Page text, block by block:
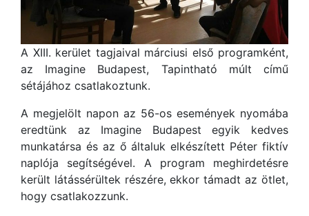
A XIII. kerület tagjaival márciusi első programként,
az Imagine Budapest, Tapintható múlt című
sétájához csatlakoztunk.
A megjelölt napon az 56-os események nyomába
eredtünk az Imagine Budapest egyik kedves
munkatársa és az ő általuk elkészített Péter fiktív
naplója segítségével. A program meghirdetésre
került látássérültek részére, ekkor támadt az ötlet,
hogy csatlakozzunk.